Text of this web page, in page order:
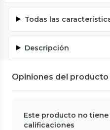
Todas las
Descripción
Opiniones del producto
Este producto no
calificaciones